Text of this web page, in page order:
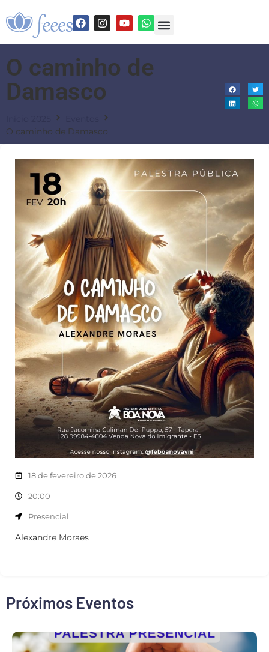
O caminho de
Damasco
O caminho de Damasco
18 de fevereiro de 2026
20:00
Presencial
Alexandre Moraes
Próximos Eventos